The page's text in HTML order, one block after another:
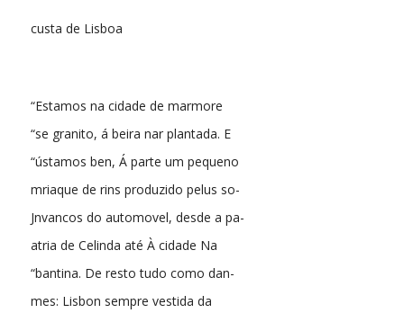
custa de Lisboa
“Estamos na cidade de marmore
“se granito, á beira nar plantada. E
“ústamos ben, Á parte um pequeno
mriaque de rins produzido pelus so-
Jnvancos do automovel, desde a pa-
atria de Celinda até À cidade Na
“bantina. De resto tudo como dan-
mes: Lisbon sempre vestida da